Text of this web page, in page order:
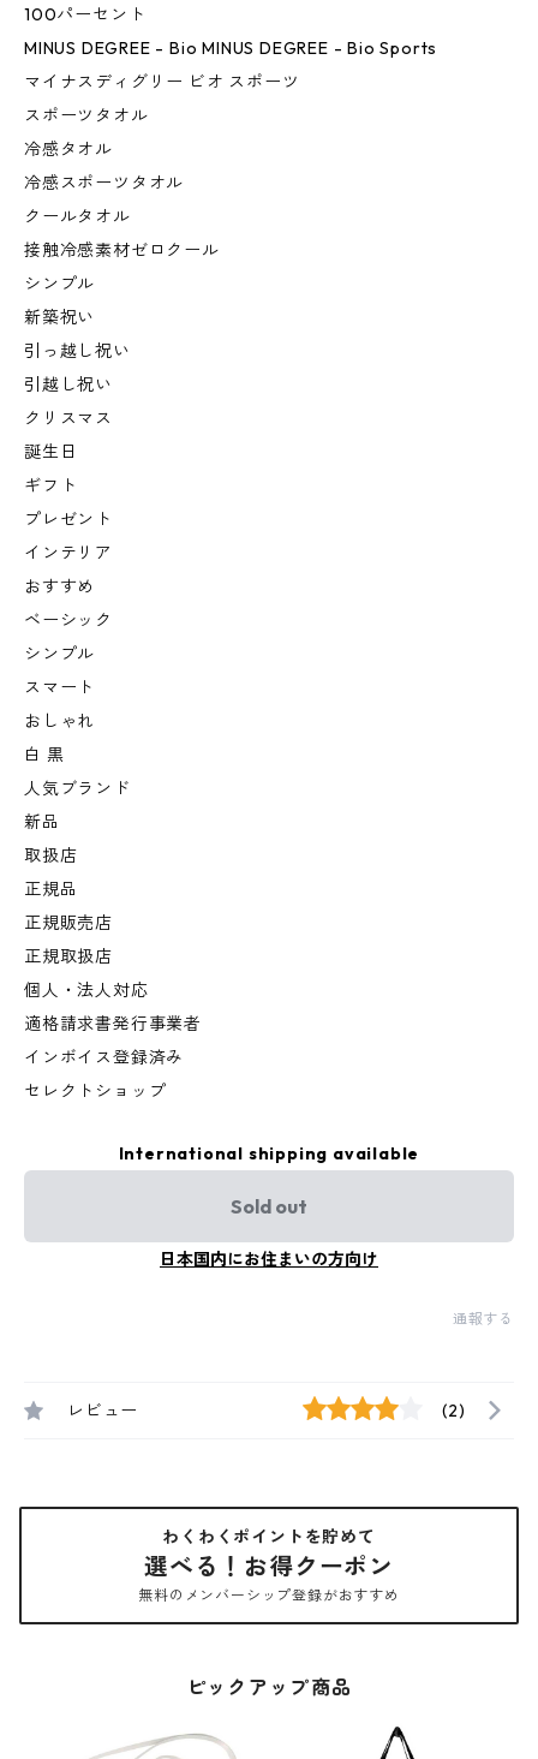
100パーセント
MINUS DEGREE - Bio MINUS DEGREE - Bio Sports
マイナスディグリー ビオ スポーツ
スポーツタオル
冷感タオル
冷感スポーツタオル
クールタオル
接触冷感素材ゼロクール
シンプル
新築祝い
引っ越し祝い
引越し祝い
クリスマス
誕生日
ギフト
プレゼント
インテリア
おすすめ
ベーシック
シンプル
スマート
おしゃれ
白 黒
人気ブランド
新品
取扱店
正規品
正規販売店
正規取扱店
個人・法人対応
適格請求書発行事業者
インボイス登録済み
セレクトショップ
International shipping available
Sold out
日本国内にお住まいの方向け
通報する
レビュー (2)
わくわくポイントを貯めて
選べる！お得クーポン
無料のメンバーシップ登録がおすすめ
ピックアップ商品